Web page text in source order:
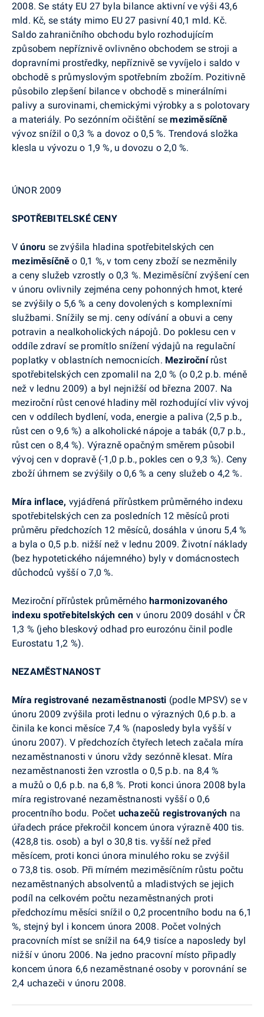
2008. Se státy EU 27 byla bilance aktivní ve výši 43,6
mld. Kč, se státy mimo EU 27 pasivní 40,1 mld. Kč.
Saldo zahraničního obchodu bylo rozhodujícím
způsobem nepříznivě ovlivněno obchodem se stroji a
dopravními prostředky, nepříznivě se vyvíjelo i saldo v
obchodě s průmyslovým spotřebním zbožím. Pozitivně
působilo zlepšení bilance v obchodě s minerálními
palivy a surovinami, chemickými výrobky a s polotovary
a materiály. Po sezónním očištění semeziměsíčně
vývoz snížil o 0,3 % a dovoz o 0,5 %. Trendová složka
klesla u vývozu o 1,9 %, u dovozu o 2,0 %.
ÚNOR 2009
SPOTŘEBITELSKÉ CENY
Vúnoru se zvýšila hladinaspotřebitelských cen
meziměsíčně o 0,1 %, v tom ceny zboží se nezměnily
a ceny služeb vzrostly o 0,3 %. Meziměsíční zvýšení cen
v únoru ovlivnily zejména ceny pohonných hmot, které
se zvýšily o 5,6 % a ceny dovolených s komplexními
službami. Snížily se mj. ceny odívání a obuvi a ceny
potravin a nealkoholických nápojů. Do poklesu cen v
oddíle zdraví se promítlo snížení výdajů na regulační
poplatky v oblastních nemocnicích. Meziročnírůst
spotřebitelských cen zpomalil na 2,0 % (o 0,2 p.b. méně
než v lednu 2009) a byl nejnižší od března 2007. Na
meziroční růst cenové hladiny měl rozhodující vliv vývoj
cen v oddílech bydlení, voda, energie a paliva (2,5 p.b.,
růst cen o 9,6 %) a alkoholické nápoje a tabák (0,7 p.b.,
růst cen o 8,4 %). Výrazně opačným směrem působil
vývoj cen v dopravě (-1,0 p.b., pokles cen o 9,3 %). Ceny
zboží úhrnem se zvýšily o 0,6 % a ceny služeb o 4,2 %.
Míra inflace, vyjádřená přírůstkem průměrného indexu
spotřebitelských cen za posledních 12 měsíců proti
průměru předchozích 12 měsíců, dosáhla v únoru 5,4 %
a byla o 0,5 p.b. nižší než v lednu 2009. Životní náklady
(bez hypotetického nájemného) byly v domácnostech
důchodců vyšší o 7,0 %.
Meziroční přírůstek průměrnéhoharmonizovaného
indexu spotřebitelských cen v únoru 2009 dosáhl v ČR
1,3 % (jeho bleskový odhad pro eurozónu činil podle
Eurostatu 1,2 %).
NEZAMĚSTNANOST
Míra registrované nezaměstnanosti (podle MPSV) se v
únoru 2009 zvýšila proti lednu o výrazných 0,6 p.b. a
činila ke konci měsíce 7,4 % (naposledy byla vyšší v
únoru 2007). V předchozích čtyřech letech začala míra
nezaměstnanosti v únoru vždy sezónně klesat. Míra
nezaměstnanosti žen vzrostla o 0,5 p.b. na 8,4 %
a mužů o 0,6 p.b. na 6,8 %. Proti konci února 2008 byla
míra registrované nezaměstnanosti vyšší o 0,6
procentního bodu. Počet uchazečů registrovaných na
úřadech práce překročil koncem února výrazně 400 tis.
(428,8 tis. osob) a byl o 30,8 tis. vyšší než před
měsícem, proti konci února minulého roku se zvýšil
o 73,8 tis. osob. Při mírném meziměsíčním růstu počtu
nezaměstnaných absolventů a mladistvých se jejich
podíl na celkovém počtu nezaměstnaných proti
předchozímu měsíci snížil o 0,2 procentního bodu na 6,1
%, stejný byl i koncem února 2008. Počet volných
pracovních míst se snížil na 64,9 tisíce a naposledy byl
nižší v únoru 2006. Na jedno pracovní místo připadly
koncem února 6,6 nezaměstnané osoby v porovnání se
2,4 uchazeči v únoru 2008.